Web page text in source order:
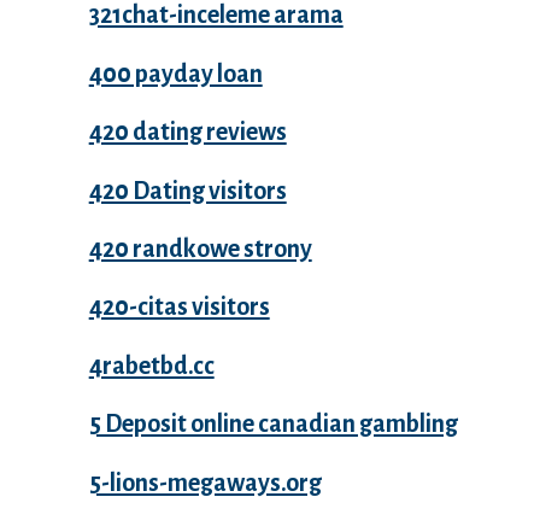
321chat-inceleme arama
400 payday loan
420 dating reviews
420 Dating visitors
420 randkowe strony
420-citas visitors
4rabetbd.cc
5 Deposit online canadian gambling
5-lions-megaways.org